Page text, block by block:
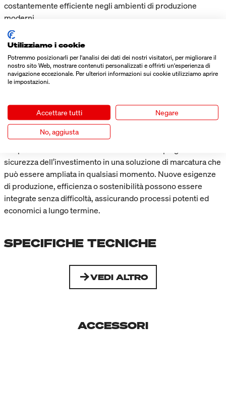
costantemente efficiente negli ambienti di produzione
moderni.
LIVELLI DI PRESTAZIONI CHIARI PER
SOLUZIONI DI STAMPA FLESSIBILI E
SCALABILI
livelli di prestazioni – PRINT, BASIC, ADVANCED, PRO e
ULTIMATE – sono chiaramente definiti, facilmente
comparabili e variano a seconda del sistema. Ciò crea
sicurezza dell’investimento in una soluzione di marcatura che
può essere ampliata in qualsiasi momento. Nuove esigenze
di produzione, efficienza o sostenibilità possono essere
integrate senza difficoltà, assicurando processi potenti ed
economici a lungo termine.
SPECIFICHE TECNICHE
VEDI ALTRO
ACCESSORI
Utilizziamo i cookie
Potremmo posizionarli per l'analisi dei dati dei nostri visitatori, per migliorare il
nostro sito Web, mostrare contenuti personalizzati e offrirti un'esperienza di
navigazione eccezionale. Per ulteriori informazioni sui cookie utilizziamo aprire
le impostazioni.
Accettare tutti Negare
No, aggiusta